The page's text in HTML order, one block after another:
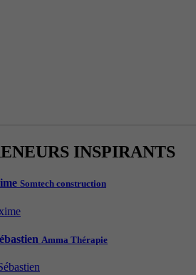
INSPIRANTS
Somtech construction
Amma Thérapie